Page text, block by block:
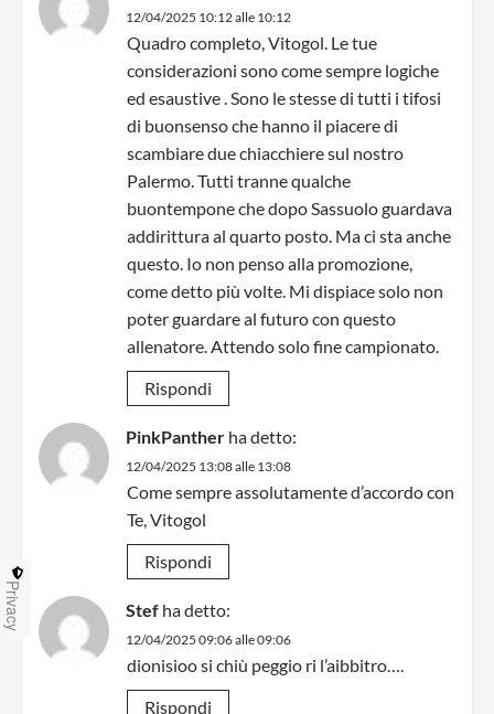
12/04/2025 10:12 alle 10:12
Quadro completo, Vitogol. Le tue
considerazioni sono come sempre logiche
ed esaustive . Sono le stesse di tutti i tifosi
di buonsenso che hanno il piacere di
scambiare due chiacchiere sul nostro
Palermo. Tutti tranne qualche
buontempone che dopo Sassuolo guardava
addirittura al quarto posto. Ma ci sta anche
questo. Io non penso alla promozione,
come detto più volte. Mi dispiace solo non
poter guardare al futuro con questo
allenatore. Attendo solo fine campionato.
Rispondi
PinkPanther ha detto:
12/04/2025 13:08 alle 13:08
Come sempre assolutamente d’accordo con
Te, Vitogol
Rispondi
Stef ha detto:
12/04/2025 09:06 alle 09:06
dionisioo si chiù peggio ri l’aibbitro….
Rispondi
Privacy